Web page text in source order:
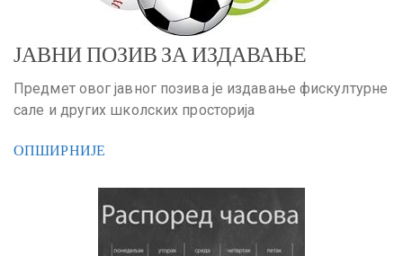
ЈАВНИ ПОЗИВ ЗА ИЗДАВАЊЕ
Предмет овог јавног позива је издавање фискултурне
сале и других школских просторија
ОПШИРНИЈЕ